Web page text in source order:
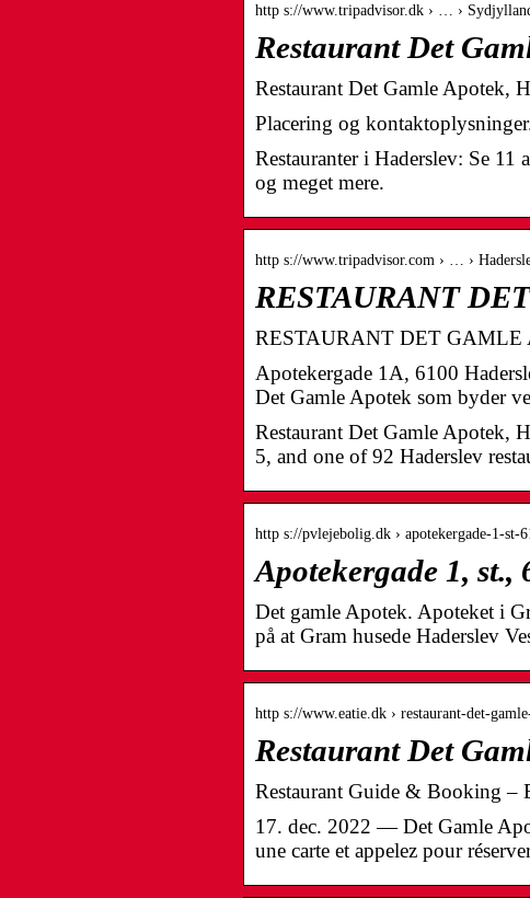
http s://www.tripadvisor.dk › … ›
Restaurant Det
Restaurant Det Gamle Apotek,
Placering og
Restauranter i Haderslev: Se 11
og meget mere.
http s://www.tripadvisor.com › … ›
RESTAURANT
RESTAURANT DET GAMLE
Apotekergade 1A, 6100
Det Gamle Apotek som byder
Restaurant Det Gamle Apotek,
5, and one of 92 Haderslev
http s://pvlejebolig.dk › apotekergade-1-st-
Apotekergade 1,
Det gamle Apotek. Apoteket i
på at Gram husede Haderslev
http s://www.eatie.dk › restaurant-det-
Restaurant Det
Restaurant Guide & Booking –
17. dec. 2022 — Det Gamle
une carte et appelez pour